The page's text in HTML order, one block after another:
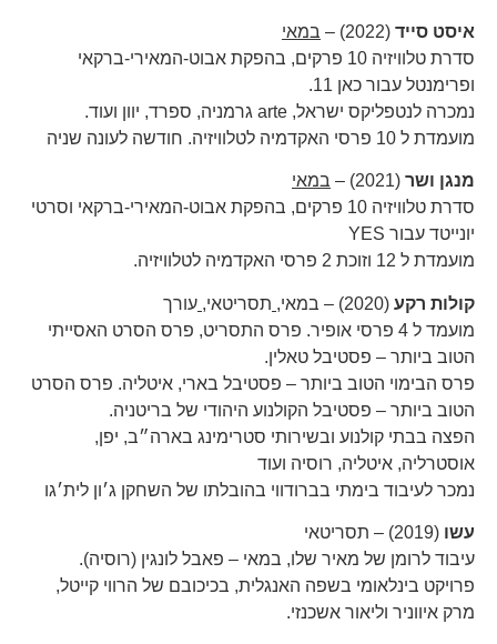
איסט סייד (2022) –
במאי
סדרת טלוויזיה 10 פרקים, בהפקת אבוט-המאירי-ברקאי
ופרימנטל עבור כאן 11.
נמכרה לנטפליקס ישראל, arte גרמניה, ספרד, יוון ועוד.
מועמדת ל 10 פרסי האקדמיה לטלוויזיה. חודשה לעונה שניה
מנגן ושר (2021) –
במאי
סדרת טלוויזיה 10 פרקים, בהפקת אבוט-המאירי-ברקאי וסרטי
יונייטד עבור YES
מועמדת ל 12 וזוכת 2 פרסי האקדמיה לטלוויזיה.
קולות רקע (2020) – במאי , תסריטאי, עורך
מועמד ל 4 פרסי אופיר. פרס התסריט, פרס הסרט האסייתי
הטוב ביותר – פסטיבל טאלין.
פרס הבימוי הטוב ביותר – פסטיבל בארי, איטליה. פרס הסרט
הטוב ביותר – פסטיבל הקולנוע היהודי של בריטניה.
הפצה בבתי קולנוע ובשירותי סטרימינג בארה״ב, יפן,
אוסטרליה, איטליה, רוסיה ועוד
נמכר לעיבוד בימתי בברודווי בהובלתו של השחקן ג׳ון לית׳גו
עשו (2019) – תסריטאי
עיבוד לרומן של מאיר שלו, במאי – פאבל לונגין (רוסיה).
פרויקט בינלאומי בשפה האנגלית, בכיכובם של הרווי קייטל,
מרק איווניר וליאור אשכנזי.